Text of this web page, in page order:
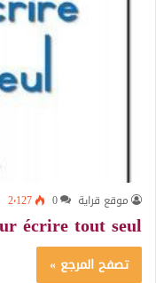
موقع قراية 0 2٬127
écrire tout seul
تصفح المرجع »